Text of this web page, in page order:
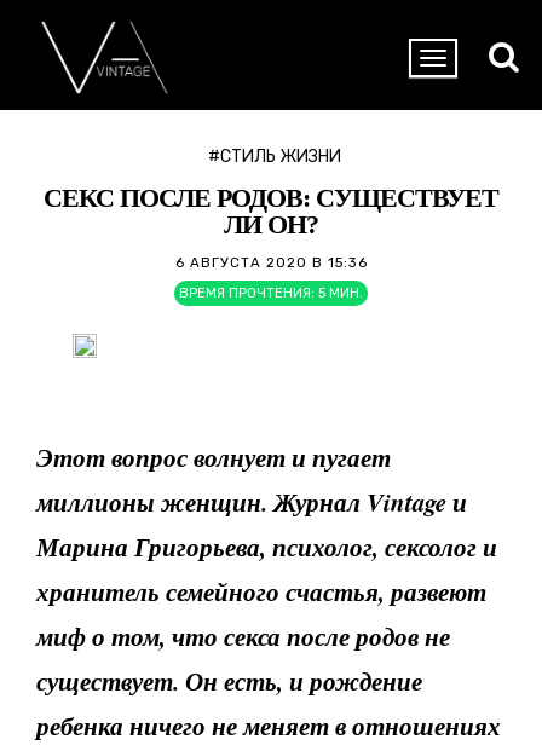
#СТИЛЬ ЖИЗНИ
СЕКС ПОСЛЕ РОДОВ: СУЩЕСТВУЕТ
ЛИ ОН?
6 АВГУСТА 2020 В 15:36
ВРЕМЯ ПРОЧТЕНИЯ: 5 МИН.
Этот вопрос волнует и пугает
миллионы женщин. Журнал Vintageи
Марина Григорьева, психолог, сексолог и
хранитель семейного счастья, развеют
миф о том, что секса после родов не
существует. Он есть, и рождение
ребенка ничего не меняет в отношениях